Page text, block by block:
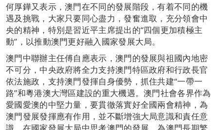
何厚鏵又表示，澳門在不同的發展階段，有着不同的機
遇及挑戰，大家只要同心盡力，發奮進取，充分領會中
央的精神，特別是習近平主席提出的“四個更加積極主
動”，以推動澳門更好融入國家發展大局。
澳門中聯辦主任傅自應表示，澳門的發展與祖國內地密
不可分，中央政府將全力支持澳門特區政府和行政長官
依法施政，支持澳門發揮自身優勢，抓住共建“一帶一
路”和粵港澳大灣區建設的重大機遇。澳門社會各界作為
愛國愛澳的中堅力量，要貫徹落實好全國兩會精神，為
澳門發展發揮應有作用，並不斷增強大局意識和責任意
識，在國家發展大局中思考澳門的發展，為澳門長期繁